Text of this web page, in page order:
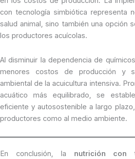
con tecnología simbiótica representa
salud animal, sino también una opción
los productores acuícolas.
Al disminuir la dependencia de
menores costos de producción y
ambiental de la acuicultura intensiva.
acuático más equilibrado, se
eficiente y autosostenible a largo
productores como al medio ambiente.
En conclusión, la nutrición con